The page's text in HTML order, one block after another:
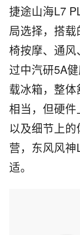
捷途山海L7
局选择，搭
椅按摩、通
过中汽研5A
载冰箱，整
相当，但硬
以及细节上
营，东风风神
适。